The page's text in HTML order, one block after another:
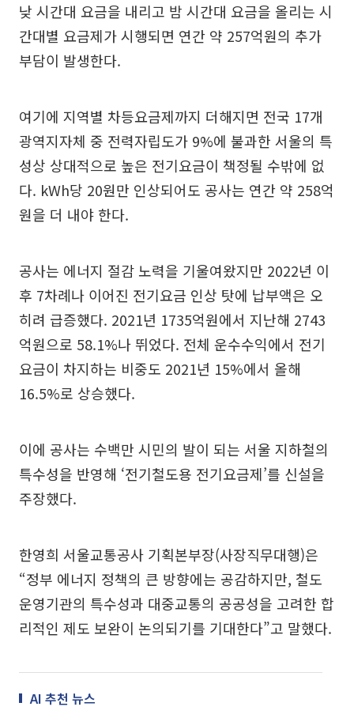
낮 시간대 요금을 내리고 밤 시간대 요금을 올리는 시
간대별 요금제가 시행되면 연간 약 257억원의 추가
부담이 발생한다.
여기에 지역별 차등요금제까지 더해지면 전국 17개
광역지자체 중 전력자립도가 9%에 불과한 서울의 특
성상 상대적으로 높은 전기요금이 책정될 수밖에 없
다. kWh당 20원만 인상되어도 공사는 연간 약 258억
원을 더 내야 한다.
공사는 에너지 절감 노력을 기울여왔지만 2022년 이
후 7차례나 이어진 전기요금 인상 탓에 납부액은 오
히려 급증했다. 2021년 1735억원에서 지난해 2743
억원으로 58.1%나 뛰었다. 전체 운수수익에서 전기
요금이 차지하는 비중도 2021년 15%에서 올해
16.5%로 상승했다.
이에 공사는 수백만 시민의 발이 되는 서울 지하철의
특수성을 반영해 ‘전기철도용 전기요금제’를 신설을
주장했다.
한영희 서울교통공사 기획본부장(사장직무대행)은
“정부 에너지 정책의 큰 방향에는 공감하지만, 철도
운영기관의 특수성과 대중교통의 공공성을 고려한 합
리적인 제도 보완이 논의되기를 기대한다”고 말했다.
AI 추천 뉴스